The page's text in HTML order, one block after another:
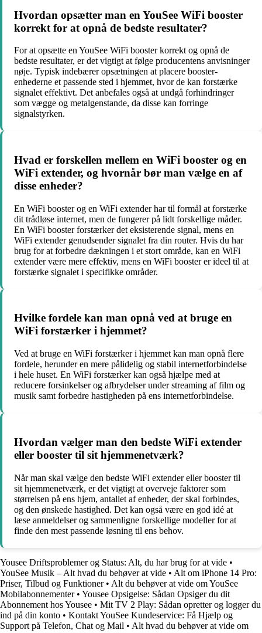
Hvordan opsætter man en YouSee WiFi booster
korrekt for at opnå de bedste resultater?
For at opsætte en YouSee WiFi booster korrekt og opnå de
bedste resultater, er det vigtigt at følge producentens anvisninger
nøje. Typisk indebærer opsætningen at placere booster-
enhederne et passende sted i hjemmet, hvor de kan forstærke
signalet effektivt. Det anbefales også at undgå forhindringer
som vægge og metalgenstande, da disse kan forringe
signalstyrken.
Hvad er forskellen mellem en WiFi booster og en
WiFi extender, og hvornår bør man vælge en af
disse enheder?
En WiFi booster og en WiFi extender har til formål at forstærke
dit trådløse internet, men de fungerer på lidt forskellige måder.
En WiFi booster forstærker det eksisterende signal, mens en
WiFi extender genudsender signalet fra din router. Hvis du har
brug for at forbedre dækningen i et stort område, kan en WiFi
extender være mere effektiv, mens en WiFi booster er ideel til at
forstærke signalet i specifikke områder.
Hvilke fordele kan man opnå ved at bruge en
WiFi forstærker i hjemmet?
Ved at bruge en WiFi forstærker i hjemmet kan man opnå flere
fordele, herunder en mere pålidelig og stabil internetforbindelse
i hele huset. En WiFi forstærker kan også hjælpe med at
reducere forsinkelser og afbrydelser under streaming af film og
musik samt forbedre hastigheden på ens internetforbindelse.
Hvordan vælger man den bedste WiFi extender
eller booster til sit hjemmenetværk?
Når man skal vælge den bedste WiFi extender eller booster til
sit hjemmenetværk, er det vigtigt at overveje faktorer som
størrelsen på ens hjem, antallet af enheder, der skal forbindes,
og den ønskede hastighed. Det kan også være en god idé at
læse anmeldelser og sammenligne forskellige modeller for at
finde den mest passende løsning til ens behov.
Yousee Driftsproblemer og Status: Alt, du har brug for at vide •
YouSee Musik – Alt hvad du behøver at vide • Alt om iPhone 14 Pro:
Priser, Tilbud og Funktioner• Alt du behøver at vide om YouSee
Mobilabonnementer• Yousee Opsigelse: Sådan Opsiger du dit
Abonnement hos Yousee • Mit TV 2 Play: Sådan opretter og logger du
ind på din konto • Kontakt YouSee Kundeservice: Få Hjælp og
Support på Telefon, Chat og Mail • Alt hvad du behøver at vide om